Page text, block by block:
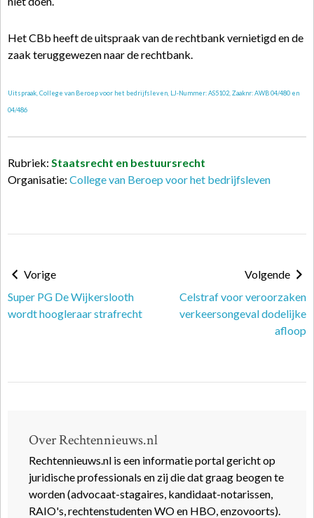
Het CBb heeft de uitspraak van de rechtbank vernietigd en de
zaak teruggewezen naar de rechtbank.
Uitspraak, College van Beroep voor het bedrijfsleven, LJ-Nummer: AS5102, Zaaknr: AWB 04/480 en
04/486
Rubriek: Staatsrecht en bestuursrecht
Organisatie: College van Beroep voor het bedrijfsleven
Vorige
Super PG De Wijkerslooth
wordt hoogleraar strafrecht
Volgende
Celstraf voor veroorzaken
verkeersongeval dodelijke
afloop
Over Rechtennieuws.nl
Rechtennieuws.nl is een informatie portal gericht op
juridische professionals en zij die dat graag beogen te
worden (advocaat-stagaires, kandidaat-notarissen,
RAIO's, rechtenstudenten WO en HBO, enzovoorts).